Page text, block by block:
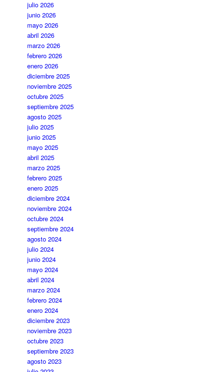
julio 2026
junio 2026
mayo 2026
abril 2026
marzo 2026
febrero 2026
enero 2026
diciembre 2025
noviembre 2025
octubre 2025
septiembre 2025
agosto 2025
julio 2025
junio 2025
mayo 2025
abril 2025
marzo 2025
febrero 2025
enero 2025
diciembre 2024
noviembre 2024
octubre 2024
septiembre 2024
agosto 2024
julio 2024
junio 2024
mayo 2024
abril 2024
marzo 2024
febrero 2024
enero 2024
diciembre 2023
noviembre 2023
octubre 2023
septiembre 2023
agosto 2023